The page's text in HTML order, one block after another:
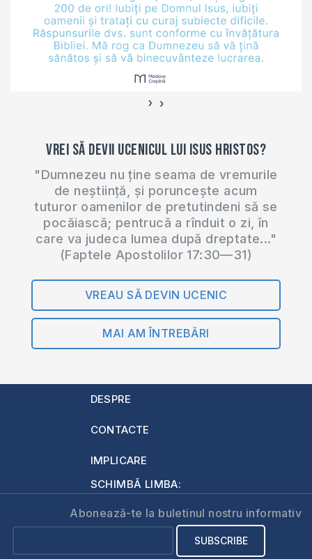
https://www.paypal.me/BisericaBunaVestire?
fbclid=IwAR29RkJbdE6ddDoor5s-
78In_1vPiJqM7bhXhC8Tl49_Df2Q1JWEvM21Ag4
Dacă dorți să treceți
‹ ›
Vrei să devii ucenicul lui Isus Hristos?
"Dumnezeu nu ține seama de vremurile
de neștiință, și poruncește acum
tuturor oamenilor de pretutindeni să se
pocăiască; pentrucă a rînduit o zi, în
care va judeca lumea după dreptate..."
(Faptele Apostolilor 17:30—31)
VREAU SĂ DEVIN UCENIC
MAI AM ÎNTREBĂRI
DESPRE
CONTACTE
IMPLICARE
SCHIMBĂ LIMBA:
Abonează-te la buletinul nostru informativ